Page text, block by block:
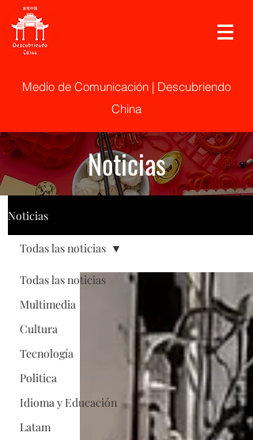
Medio de Comunicación | Descubriendo
China
Noticias
Noticias
Todas las noticias
Multimedia
Cultura
Tecnología
Politica
Idioma y Educación
Latam
Todas las noticias